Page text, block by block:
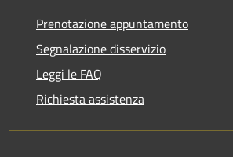
Prenotazione appuntamento
Segnalazione disservizio
Leggi le FAQ
Richiesta assistenza